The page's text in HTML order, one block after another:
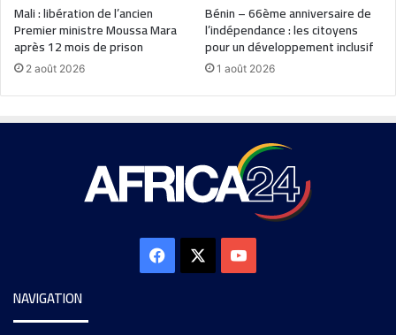
Mali : libération de l’ancien
Premier ministre Moussa Mara
après 12 mois de prison
2 août 2026
Bénin – 66ème anniversaire de
l’indépendance : les citoyens
pour un développement inclusif
1 août 2026
NAVIGATION